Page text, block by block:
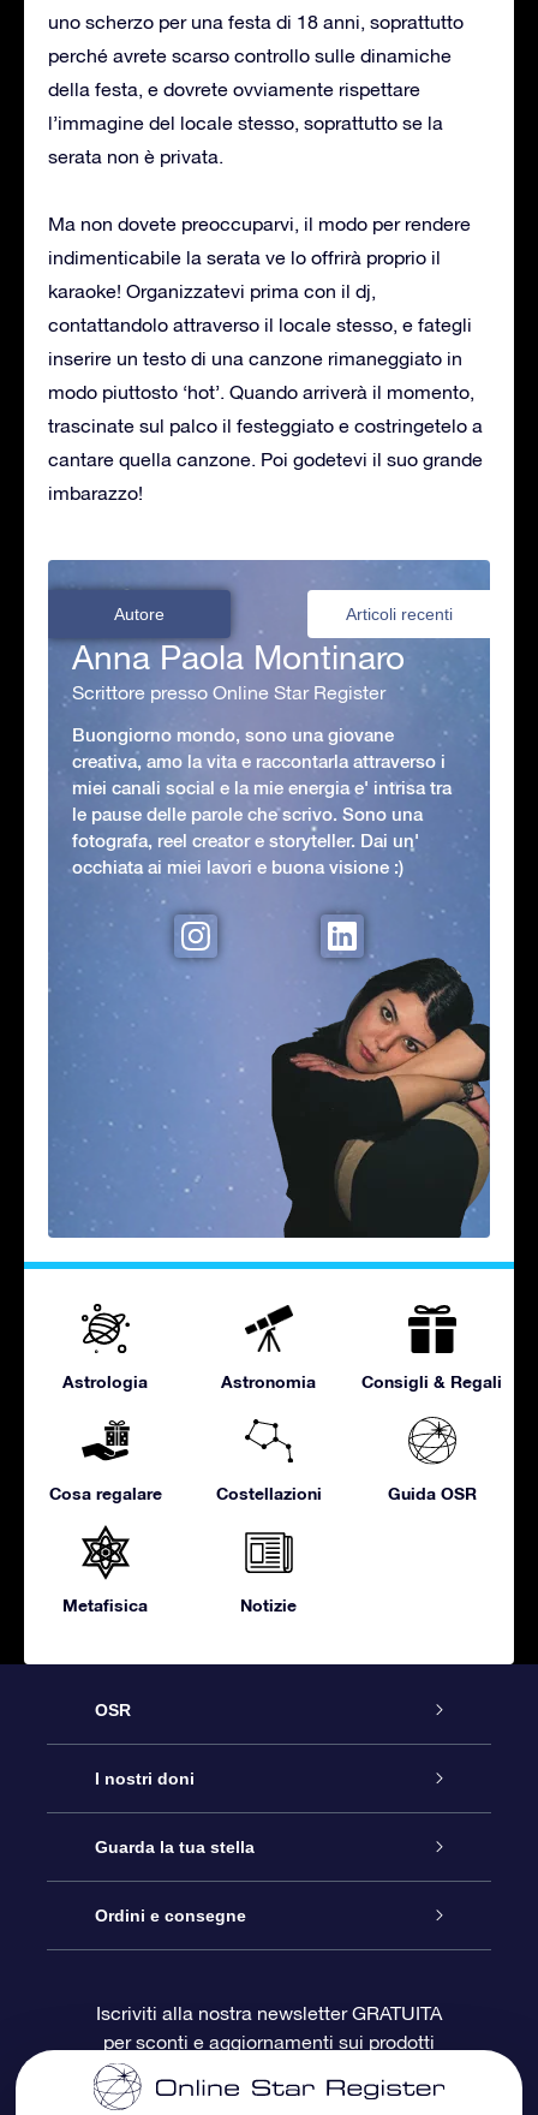
uno scherzo per una festa di 18 anni, soprattutto
perché avrete scarso controllo sulle dinamiche
della festa, e dovrete ovviamente rispettare
l’immagine del locale stesso, soprattutto se la
serata non è privata.
Ma non dovete preoccuparvi, il modo per rendere
indimenticabile la serata ve lo offrirà proprio il
karaoke! Organizzatevi prima con il dj,
contattandolo attraverso il locale stesso, e fategli
inserire un testo di una canzone rimaneggiato in
modo piuttosto ‘hot’. Quando arriverà il momento,
trascinate sul palco il festeggiato e costringetelo a
cantare quella canzone. Poi godetevi il suo grande
imbarazzo!
Autore Articoli recenti
Anna Paola Montinaro
Scrittore presso Online Star Register
Buongiorno mondo, sono una giovane
creativa, amo la vita e raccontarla attraverso i
miei canali social e la mie energia e' intrisa tra
le pause delle parole che scrivo. Sono una
fotografa, reel creator e storyteller. Dai un'
occhiata ai miei lavori e buona visione :)
Astrologia Astronomia Consigli & Regali
Cosa regalare Costellazioni Guida OSR
Metafisica Notizie
OSR
Assistenza
Contattaci
Blog
OSR Recensioni
I nostri doni
Online Star Gift
Pacchetto regalo OSR
Gift Card OSR
Guarda la tua stella
Registro stellare
Star Page personalizzata
Ordini e consegne
Informazioni di Pagamento
Iscriviti alla nostra newsletter GRATUITA
per sconti e aggiornamenti sui prodotti